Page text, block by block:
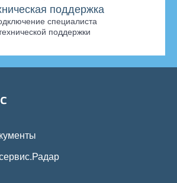
поддержка
специалиста
поддержки